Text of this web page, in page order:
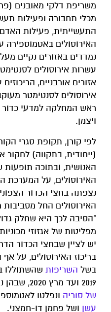
משריפת דלקי מאובנים
מכלי תחבורה ופעילות
התעשייתית, פעילות
האירוסולים באטמוספירה
נמדדים באזורים נקיים
עשרות אירוסולים
אזורים אורבניים,
אירוסולים לסנטימטר
ראש המחלקה למדעי כדור
ויצמן.
לפי קורן, תקופת סגרי
(ייחודית, בתקווה)
האנושית, ובתוכה תופעות
האירוסולים, על המערכת
נצפתה בחצי הכדור
"הסיבה לכך היא שחלק
מפליטות של אגזוזי
יש לציין שבחצי הכדור
בריכוז האירוסולים, על
בשל השריפות שהשתוללו
2019 ועד מרץ 2020, שבהן נשרף
של סוריה ונפלטו
עשן ושל פחמן דו-חמצני.